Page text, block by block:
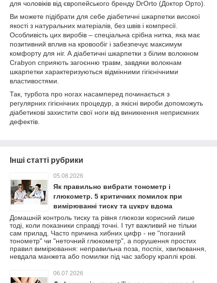
для чоловіків від європейського бренду DrOrto (Доктор Орто).
Ви можете підібрати для себе діабетичні шкарпетки високої
якості з натуральних матеріалів, без швів і компресії.
Особливість цих виробів – спеціальна срібна нитка, яка має
позитивний вплив на кровообіг і забезпечує максимум
комфорту для ніг. А діабетичні шкарпетки з білим волокном
Crabyon сприяють загоєнню травм, завдяки волокнам
шкарпетки характеризуються відмінними гігієнічними
властивостями.
Так, турбота про ногах насамперед починається з
регулярних гігієнічних процедур, а якісні вироби допоможуть
діабетикові захистити свої ноги від виникнення неприємних
дефектів.
Інші статті рубрики
05.08.2026
Як правильно вибрати тонометр і
глюкометр. 5 критичних помилок при
вимірюванні тиску та цукру вдома
Домашній контроль тиску та рівня глюкози корисний лише
тоді, коли показники справді точні. І тут важливий не тільки
сам прилад. Часто причина хибних цифр - не "поганий
тонометр" чи "неточний глюкометр", а порушення простих
правил вимірювання: неправильна поза, поспіх, хвилювання,
невдала манжета або помилки під час забору краплі крові.
06.07.2026